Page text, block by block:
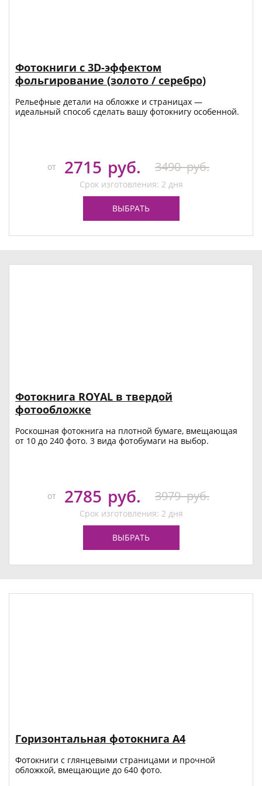
Фотокниги с 3D-эффектом
фольгирование (золото / серебро)
Рельефные детали на обложке и страницах —
идеальный способ сделать вашу фотокнигу особенной.
от 2715 руб. 3490 руб.
Срок изготовления: 2 дня
ВЫБРАТЬ
Фотокнига ROYAL в твердой
фотообложке
Роскошная фотокнига на плотной бумаге, вмещающая
от 10 до 240 фото. 3 вида фотобумаги на выбор.
от 2785 руб. 3979 руб.
Срок изготовления: 2 дня
ВЫБРАТЬ
Горизонтальная фотокнига А4
Фотокниги с глянцевыми страницами и прочной
обложкой, вмещающие до 640 фото.